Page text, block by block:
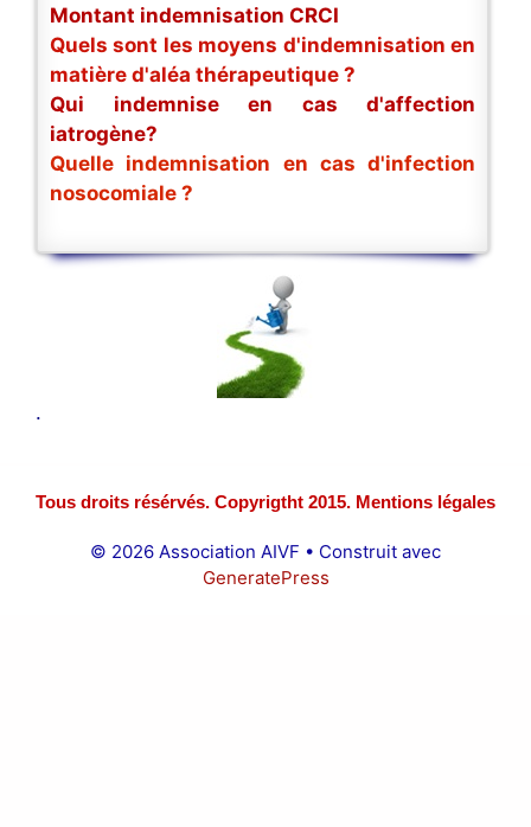
Montant indemnisation CRCI
Quels sont les moyens d'indemnisation en
matière d'aléa thérapeutique ?
Qui indemnise en cas d'affection
iatrogène?
Quelle indemnisation en cas d'infection
nosocomiale ?
.
Tous droits résérvés. Copyrigtht 2015. Mentions légales
© 2026 Association AIVF • Construit avec
GeneratePress